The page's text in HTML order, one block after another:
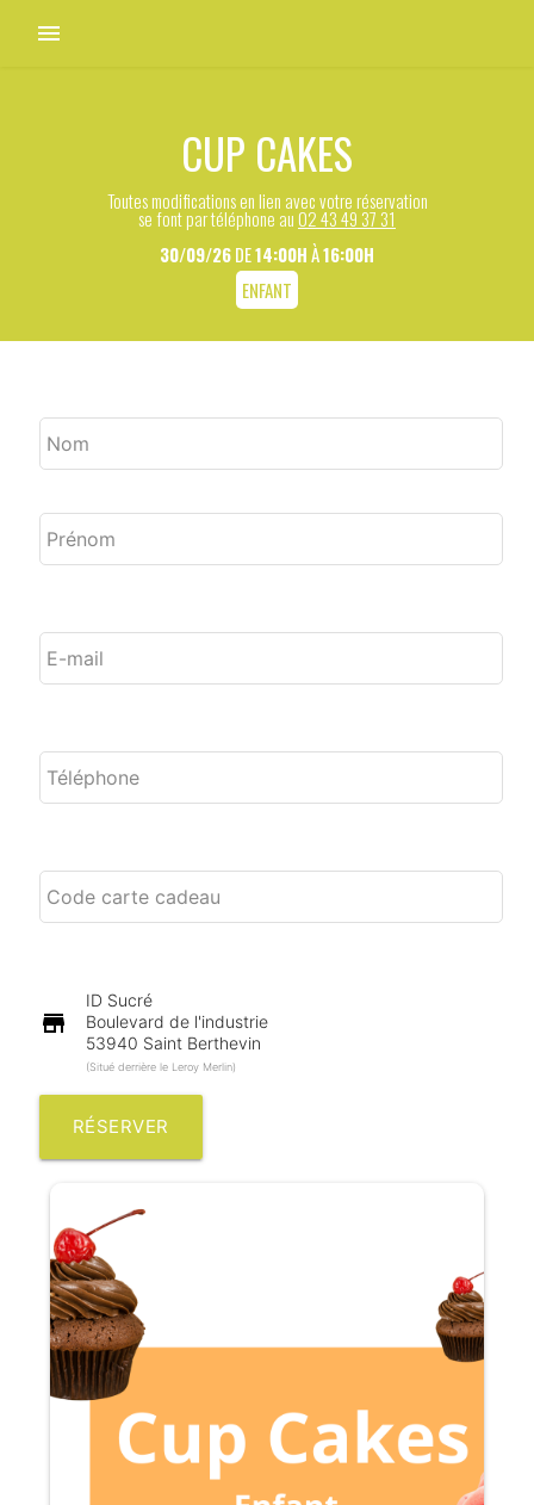
menu
CUP CAKES
Toutes modifications en lien avec votre réservation
se font par téléphone au02 43 49 37 31
30/09/26DE14:00HÀ16:00H
ENFANT
store
ID Sucré
Boulevard de l'industrie
53940 Saint Berthevin
(Situé derrière le Leroy Merlin)
RÉSERVER